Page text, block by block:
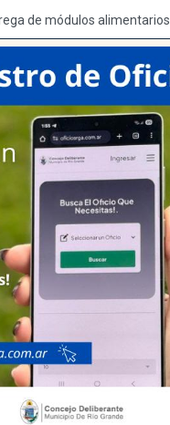
de módulos alimentarios